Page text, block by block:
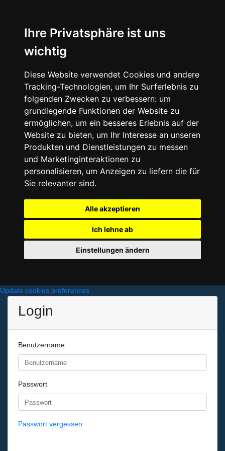
Ihre Privatsphäre ist uns
wichtig
Diese Website verwendet Cookies und andere
Tracking-Technologien, um Ihr Surferlebnis zu
folgenden Zwecken zu verbessern: um
grundlegende Funktionen der Website zu
ermöglichen, um ein besseres Erlebnis auf der
Website zu bieten, um Ihr Interesse an unseren
Produkten und Dienstleistungen zu messen
und Marketinginteraktionen zu
personalisieren, um Anzeigen zu liefern die für
Sie relevanter sind.
Alle akzeptieren
Ich lehne ab
Einstellungen ändern
Update cookies preferences
Login
Benutzername
Passwort
Passwort vergessen